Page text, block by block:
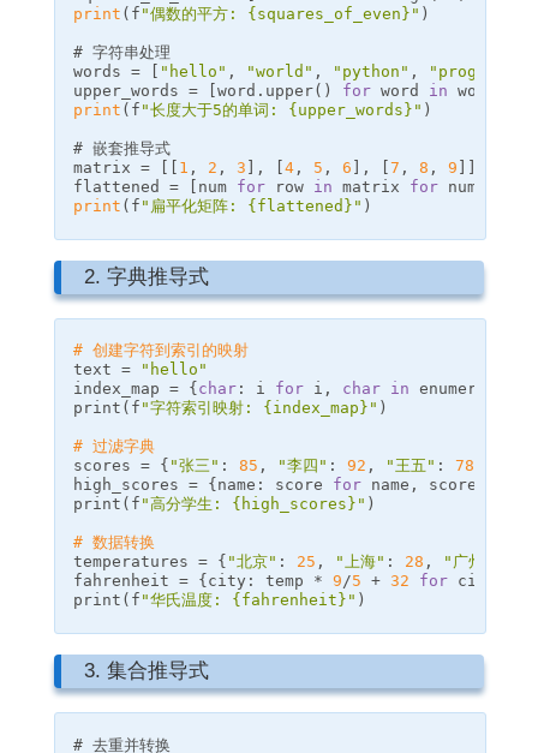
print ( f "偶数的平方: { squares_of_even } " )
words
= "hello" , "world" , "python" ,
upper_words
= [word . upper() for word in words
print ( f "长度大于5的单词: { upper_words } " )
matrix
= 1 , 2 , 3 ], [4 , 5 , 6 ], [7 , 8 , 9
flattened
= num for row in matrix for num
print ( f "扁平化矩阵: { flattened } " )
2. 字典推导式
# 创建字符到索引的映射
text
=
"hello"
index_map
= { char : i for i , char in enumerate
print ( f "字符索引映射: { index_map } " )
# 过滤字典
scores
= { "张三" : 85 , "李四" : 92 , "王五" : 78
high_scores
= { name : score for name , score
print ( f "高分学生: { high_scores } " )
# 数据转换
temperatures
= { "北京" : 25 , "上海" : 28 , "广州"
fahrenheit
= { city : temp * 9/5 + 32 for city
print ( f "华氏温度: { fahrenheit } " )
3. 集合推导式